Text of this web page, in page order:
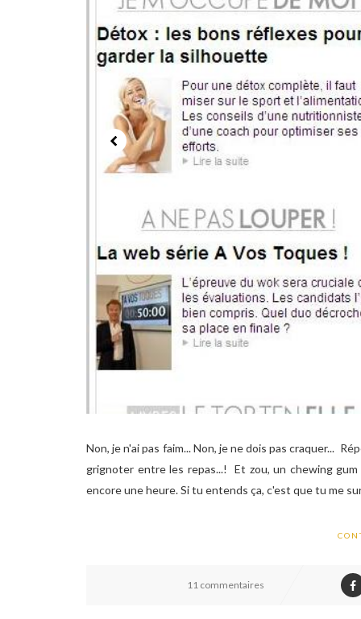
Non, je n'ai pas faim... Non, je ne dois pas craquer...
grignoter entre les repas...! Et zou, un chewing
encore une heure. Si tu entends ça, c'est que tu me
11 commentaires